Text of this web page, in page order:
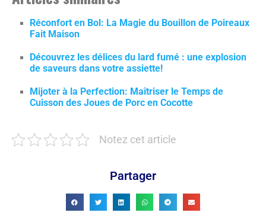
Réconfort en Bol: La Magie du Bouillon de Poireaux
Fait Maison
Découvrez les délices du lard fumé : une explosion
de saveurs dans votre assiette!
Mijoter à la Perfection: Maîtriser le Temps de
Cuisson des Joues de Porc en Cocotte
Notez cet article
Partager